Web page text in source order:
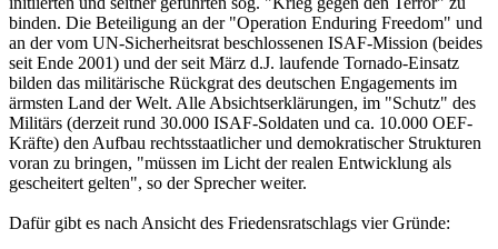
binden. Die Beteiligung an der "Operation Enduring Freedom" und
an der vom UN-Sicherheitsrat beschlossenen ISAF-Mission (beides
seit Ende 2001) und der seit März d.J. laufende Tornado-Einsatz
bilden das militärische Rückgrat des deutschen Engagements im
ärmsten Land der Welt. Alle Absichtserklärungen, im "Schutz" des
Militärs (derzeit rund 30.000 ISAF-Soldaten und ca. 10.000 OEF-
Kräfte) den Aufbau rechtsstaatlicher und demokratischer Strukturen
voran zu bringen, "müssen im Licht der realen Entwicklung als
gescheitert gelten", so der Sprecher weiter.
Dafür gibt es nach Ansicht des Friedensratschlags vier Gründe: